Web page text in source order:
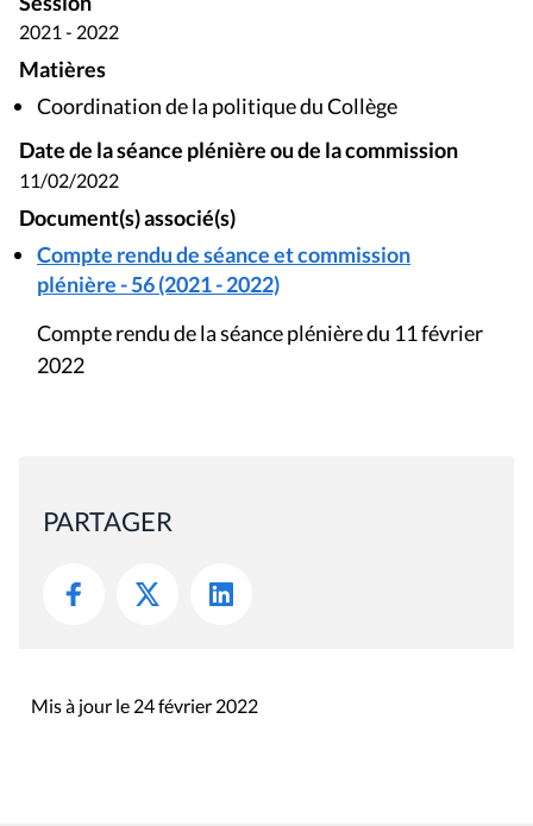
2021 - 2022
Matières
Coordination de la politique du Collège
Date de la séance plénière ou de la commission
11/02/2022
Document(s) associé(s)
Compte rendu de séance et commission
plénière - 56 (2021 - 2022)
Compte rendu de la séance plénière du 11 février
2022
PARTAGER
Mis à jour le 24 février 2022